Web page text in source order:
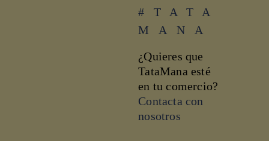
#TATA
MANA
¿Quieres que
TataMana esté
en tu comercio?
Contacta con
nosotros